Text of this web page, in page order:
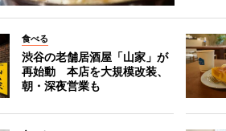
食べる
渋谷の老舗居酒屋「山家」が
再始動 本店を大規模改装、
朝・深夜営業も